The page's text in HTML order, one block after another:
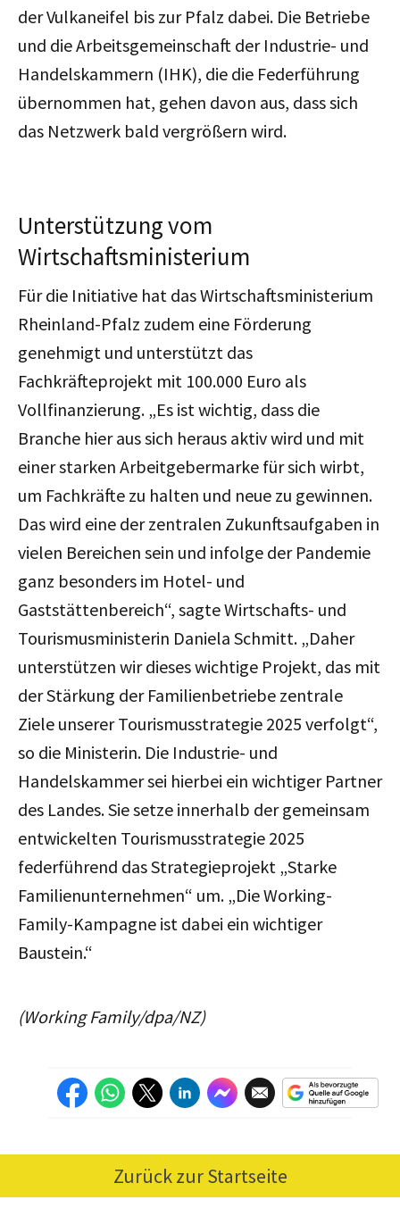
der Vulkaneifel bis zur Pfalz dabei. Die Betriebe
und die Arbeitsgemeinschaft der Industrie- und
Handelskammern (IHK), die die Federführung
übernommen hat, gehen davon aus, dass sich
das Netzwerk bald vergrößern wird.
Unterstützung vom
Wirtschaftsministerium
Für die Initiative hat das Wirtschaftsministerium
Rheinland-Pfalz zudem eine Förderung
genehmigt und unterstützt das
Fachkräfteprojekt mit 100.000 Euro als
Vollfinanzierung. „Es ist wichtig, dass die
Branche hier aus sich heraus aktiv wird und mit
einer starken Arbeitgebermarke für sich wirbt,
um Fachkräfte zu halten und neue zu gewinnen.
Das wird eine der zentralen Zukunftsaufgaben in
vielen Bereichen sein und infolge der Pandemie
ganz besonders im Hotel- und
Gaststättenbereich“, sagte Wirtschafts- und
Tourismusministerin Daniela Schmitt. „Daher
unterstützen wir dieses wichtige Projekt, das mit
der Stärkung der Familienbetriebe zentrale
Ziele unserer Tourismusstrategie 2025 verfolgt“,
so die Ministerin. Die Industrie- und
Handelskammer sei hierbei ein wichtiger Partner
des Landes. Sie setze innerhalb der gemeinsam
entwickelten Tourismusstrategie 2025
federführend das Strategieprojekt „Starke
Familienunternehmen“ um. „Die Working-
Family-Kampagne ist dabei ein wichtiger
Baustein.“
(Working Family/dpa/NZ)
Zurück zur Startseite